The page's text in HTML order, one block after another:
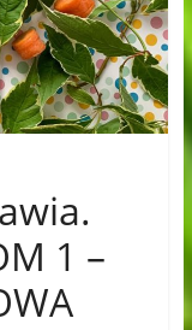
1 –